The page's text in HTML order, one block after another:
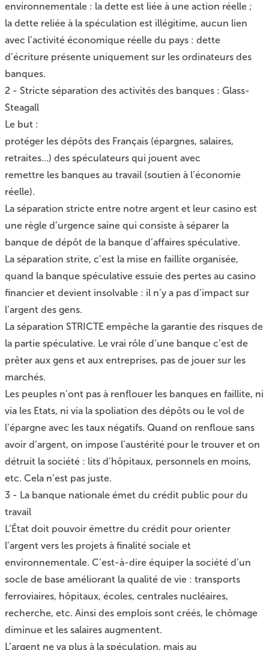
environnementale : la dette est liée à une action réelle ;
la dette reliée à la spéculation est illégitime, aucun lien
avec l’activité économique réelle du pays : dette
d’écriture présente uniquement sur les ordinateurs des
banques.
2 - Stricte séparation des activités des banques : Glass-
Steagall
Le but :
protéger les dépôts des Français (épargnes, salaires,
retraites...) des spéculateurs qui jouent avec
remettre les banques au travail (soutien à l’économie
réelle).
La séparation stricte entre notre argent et leur casino est
une règle d’urgence saine qui consiste à séparer la
banque de dépôt de la banque d’affaires spéculative.
La séparation strite, c’est la mise en faillite organisée,
quand la banque spéculative essuie des pertes au casino
financier et devient insolvable : il n’y a pas d’impact sur
l’argent des gens.
La séparation STRICTE empêche la garantie des risques de
la partie spéculative. Le vrai rôle d’une banque c’est de
prêter aux gens et aux entreprises, pas de jouer sur les
marchés.
Les peuples n’ont pas à renflouer les banques en faillite, ni
via les Etats, ni via la spoliation des dépôts ou le vol de
l’épargne avec les taux négatifs. Quand on renfloue sans
avoir d’argent, on impose l’austérité pour le trouver et on
détruit la société : lits d’hôpitaux, personnels en moins,
etc. Cela n’est pas juste.
3 - La banque nationale émet du crédit public pour du
travail
L’État doit pouvoir émettre du crédit pour orienter
l’argent vers les projets à finalité sociale et
environnementale. C’est-à-dire équiper la société d’un
socle de base améliorant la qualité de vie : transports
ferroviaires, hôpitaux, écoles, centrales nucléaires,
recherche, etc. Ainsi des emplois sont créés, le chômage
diminue et les salaires augmentent.
L’argent ne va plus à la spéculation, mais au